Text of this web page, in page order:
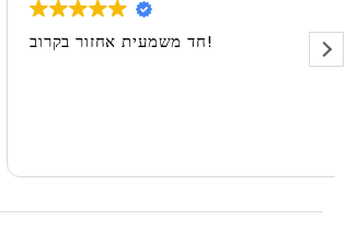
חד משמעית אחזור בקרוב!